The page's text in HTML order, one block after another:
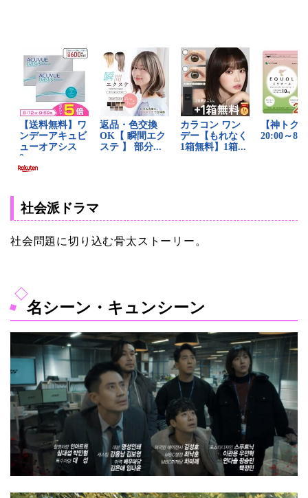
社会派ドラマ
社会問題に切り込む骨太ストーリー。
名シーン・キュンシーン